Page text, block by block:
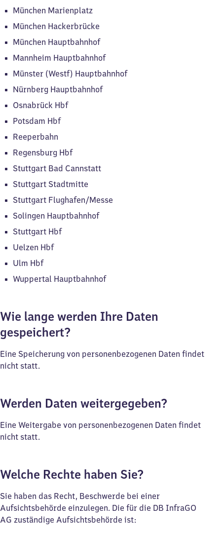
München Marienplatz
München Hackerbrücke
München Hauptbahnhof
Mannheim Hauptbahnhof
Münster (Westf) Hauptbahnhof
Nürnberg Hauptbahnhof
Osnabrück Hbf
Potsdam Hbf
Reeperbahn
Regensburg Hbf
Stuttgart Bad Cannstatt
Stuttgart Stadtmitte
Stuttgart Flughafen/Messe
Solingen Hauptbahnhof
Stuttgart Hbf
Uelzen Hbf
Ulm Hbf
Wuppertal Hauptbahnhof
Wie lange werden Ihre Daten
gespeichert?
Eine Speicherung von personenbezogenen Daten findet
nicht statt.
Werden Daten weitergegeben?
Eine Weitergabe von personenbezogenen Daten findet
nicht statt.
Welche Rechte haben Sie?
Sie haben das Recht, Beschwerde bei einer
Aufsichtsbehörde einzulegen. Die für die DB InfraGO
AG zuständige Aufsichtsbehörde ist: